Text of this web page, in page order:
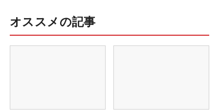
オススメの記事